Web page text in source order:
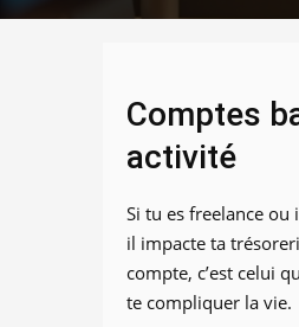
Comptes
activité
Si tu es freelance
il impacte ta
compte, c’est celui
te compliquer la vie.